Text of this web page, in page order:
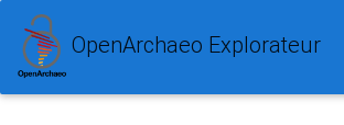
OpenArchaeo Explorateur